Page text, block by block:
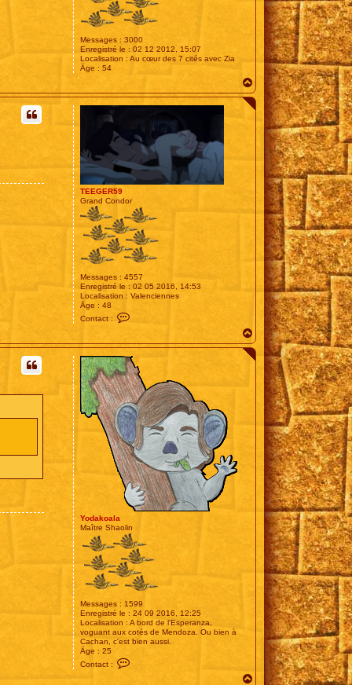
Messages : 3000
Enregistré le : 02 12 2012, 15:07
Localisation : Au cœur des 7 cités avec Zia
Âge : 54
a
u
TEEGER59
Grand Condor
Messages : 4557
Enregistré le : 02 05 2016, 14:53
Localisation : Valenciennes
Âge : 48
Contact :
t
c
t
e
r
T
E
E
G
E
R
5
9
a
u
Yodakoala
Maître Shaolin
Messages : 1599
Enregistré le : 24 09 2016, 12:25
Localisation : A bord de l'Esperanza,
voguant aux cotés de Mendoza. Ou bien à
Cachan, c'est bien aussi.
Âge : 25
Contact :